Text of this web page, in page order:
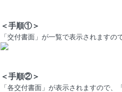
＜手順①＞
「交付書面」が一覧で表示されます
＜手順②＞
「各交付書面」が表示されますので